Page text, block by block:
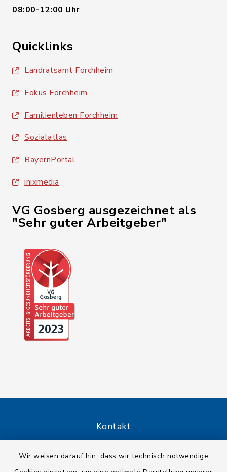
Wir weisen darauf hin, dass wir technisch notwendige
08:00-12:00 Uhr
Quicklinks
Landratsamt Forchheim
Fokus Forchheim
Familienleben Forchheim
Sozialatlas
BayernPortal
inixmedia
VG Gosberg ausgezeichnet als
"Sehr guter Arbeitgeber"
Kontakt
Barrierefreiheit